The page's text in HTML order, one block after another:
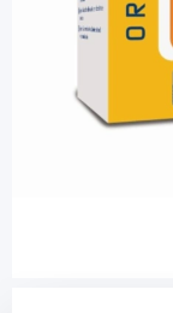
Besonderheiten
leichte
verbesserte